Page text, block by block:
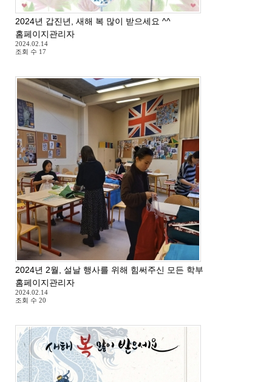
2024년 갑진년, 새해 복 많이 받으세요 ^^
홈페이지관리자
2024.02.14
조회 수 17
2024년 2월, 설날 행사를 위해 힘써주신 모든 학부모님들께 감사드
홈페이지관리자
2024.02.14
조회 수 20